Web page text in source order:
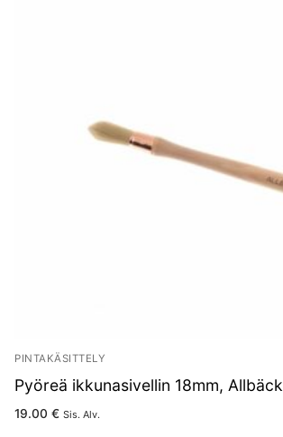
PINTAKÄSITTELY
Pyöreä ikkunasivellin 18mm, Allbäck
19.00 € Sis. Alv.